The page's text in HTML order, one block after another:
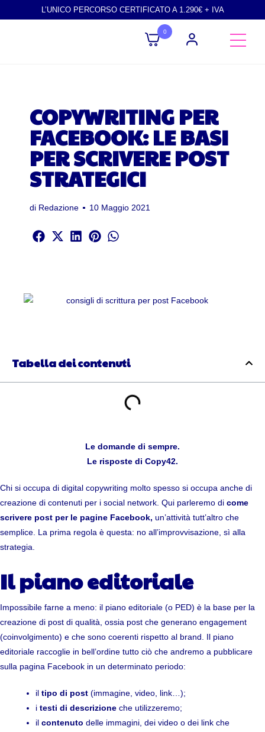
L’UNICO PERCORSO CERTIFICATO A 1.290€ + IVA
0
COPYWRITING PER
FACEBOOK: LE BASI
PER SCRIVERE POST
STRATEGICI
di Redazione 10 Maggio 2021
Tabella dei contenuti
Le domande di sempre.
Le risposte di Copy42.
Chi si occupa di digital copywriting molto spesso si occupa anche di
creazione di contenuti per i social network. Qui parleremo di come
scrivere post per le pagine Facebook, un’attività tutt’altro che
semplice. La prima regola è questa: no all’improvvisazione, sì alla
strategia.
Il piano editoriale
Impossibile farne a meno: il piano editoriale (o PED) è la base per la
creazione di post di qualità, ossia post che generano engagement
(coinvolgimento) e che sono coerenti rispetto al brand. Il piano
editoriale raccoglie in bell’ordine tutto ciò che andremo a pubblicare
sulla pagina Facebook in un determinato periodo:
il tipo di post (immagine, video, link…);
i testi di descrizione che utilizzeremo;
il contenuto delle immagini, dei video o dei link che